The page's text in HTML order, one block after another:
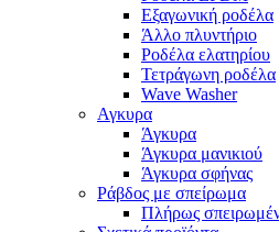
Εξαγωνική ροδέλα
Άλλο πλυντήριο
Ροδέλα ελατηρίου
Τετράγωνη ροδέλα
Wave Washer
Αγκυρα
Άγκυρα
Άγκυρα μανικιού
Άγκυρα σφήνας
Ράβδος με σπείρωμα
Πλήρως